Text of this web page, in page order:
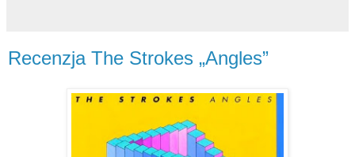
Recenzja The Strokes „Angles”